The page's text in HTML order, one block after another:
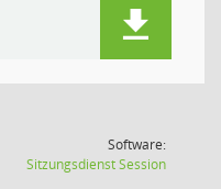
Software:
SitzungsdienstSession(Wird in